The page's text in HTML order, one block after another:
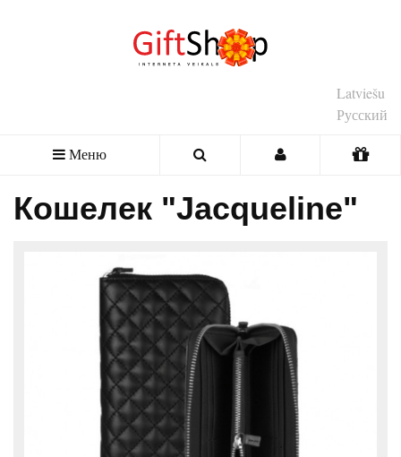
Latviešu
Русский
Меню
Кошелек "Jacqueline"